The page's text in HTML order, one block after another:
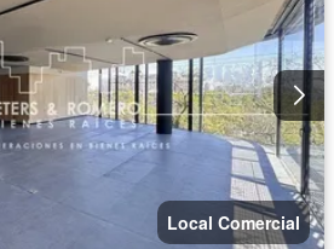
Local Comercial